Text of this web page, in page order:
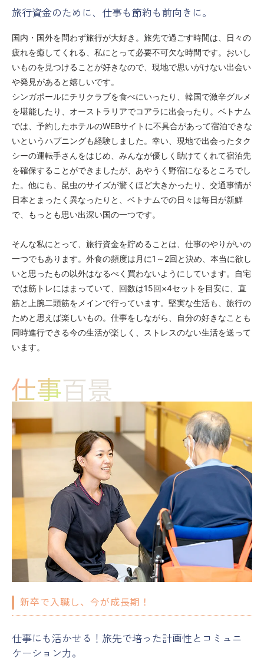
旅行資金のために、仕事も節約も前向きに。
国内・国外を問わず旅行が大好き。旅先で過ごす時間は、日々の
疲れを癒してくれる、私にとって必要不可欠な時間です。おいし
いものを見つけることが好きなので、現地で思いがけない出会い
や発見があると嬉しいです。
シンガポールにチリクラブを食べにいったり、韓国で激辛グルメ
を堪能したり、オーストラリアでコアラに出会ったり。ベトナム
では、予約したホテルのWEBサイトに不具合があって宿泊できな
いというハプニングも経験しました。幸い、現地で出会ったタク
シーの運転手さんをはじめ、みんなが優しく助けてくれて宿泊先
を確保することができましたが、あやうく野宿になるところでし
た。他にも、昆虫のサイズが驚くほど大きかったり、交通事情が
日本とまったく異なったりと、ベトナムでの日々は毎日が新鮮
で、もっとも思い出深い国の一つです。
そんな私にとって、旅行資金を貯めることは、仕事のやりがいの
一つでもあります。外食の頻度は月に1～2回と決め、本当に欲し
いと思ったもの以外はなるべく買わないようにしています。自宅
では筋トレにはまっていて、回数は15回×4セットを目安に、直
筋と上腕二頭筋をメインで行っています。堅実な生活も、旅行の
ためと思えば楽しいもの。仕事をしながら、自分の好きなことも
同時進行できる今の生活が楽しく、ストレスのない生活を送って
います。
新卒で入職し、今が成長期！
仕事にも活かせる！旅先で培った計画性とコミュニ
ケーション力。